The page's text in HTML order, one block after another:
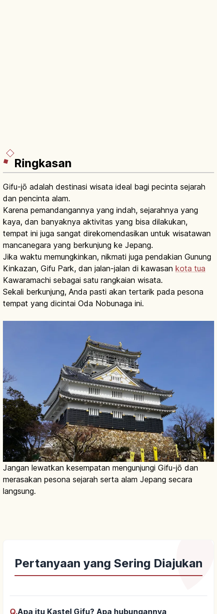
Ringkasan
Gifu-jō adalah destinasi wisata ideal bagi pecinta sejarah
dan pencinta alam.
Karena pemandangannya yang indah, sejarahnya yang
kaya, dan banyaknya aktivitas yang bisa dilakukan,
tempat ini juga sangat direkomendasikan untuk wisatawan
mancanegara yang berkunjung ke Jepang.
Jika waktu memungkinkan, nikmati juga pendakian Gunung
Kinkazan, Gifu Park, dan jalan-jalan di kawasan kota tua
Kawaramachi sebagai satu rangkaian wisata.
Sekali berkunjung, Anda pasti akan tertarik pada pesona
tempat yang dicintai Oda Nobunaga ini.
Jangan lewatkan kesempatan mengunjungi Gifu-jō dan
merasakan pesona sejarah serta alam Jepang secara
langsung.
Pertanyaan yang Sering Diajukan
Q.Apa itu Kastel Gifu? Apa hubungannya